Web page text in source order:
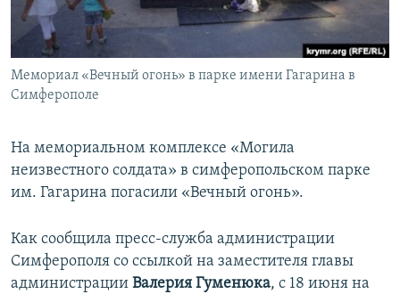
ПОБЕДИТЕЛЕЙ НЕ СУДЯТ?
КРЫМ.НЕПОКОРЕННЫЙ
ELIFBE
ПРИСОЕДИНЯЙТЕСЬ!
Мемориал «Вечный огонь» в парке имени Гагарина в
Симферополе
На мемориальном комплексе «Могила
неизвестного солдата» в симферопольском парке
им. Гагарина погасили «Вечный огонь».
Как сообщила пресс-служба администрации
Симферополя со ссылкой на заместителя главы
администрации Валерия Гуменюка, с 18 июня на